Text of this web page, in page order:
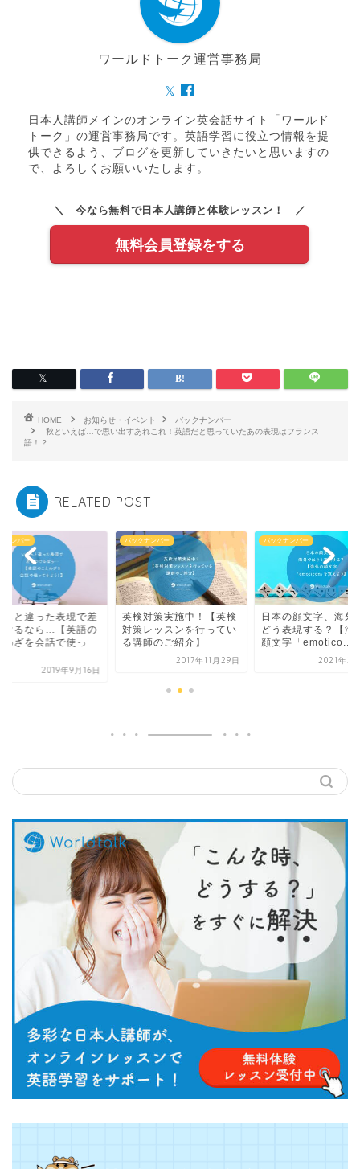
ワールドトーク運営事務局
日本人講師メインのオンライン英会話サイト「ワールド
トーク」の運営事務局です。英語学習に役立つ情報を提
供できるよう、ブログを更新していきたいと思いますの
で、よろしくお願いいたします。
＼ 今なら無料で日本人講師と体験レッスン！ ／
無料会員登録をする
HOME お知らせ・イベント
バックナンバー
秋といえば…で思い出すあれこれ！英語だと思っていたあの表現はフランス
語！？
RELATED POST
ナンバー
もと違った表現で差
けるなら…【英語の
わざを会話で使っ
2019年9月16日
バックナンバー
英検対策実施中！【英検
対策レッスンを行ってい
る講師のご紹介】
2017年11月29日
バックナンバー
日本の顔文字、海外
どう表現する？【海
顔文字「emotico...
2021年2